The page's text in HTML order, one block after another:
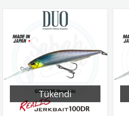
Tükendi